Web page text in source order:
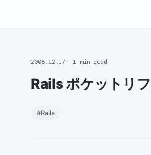
2008.12.17 1 min read
Rails ポケットリ
#Rails